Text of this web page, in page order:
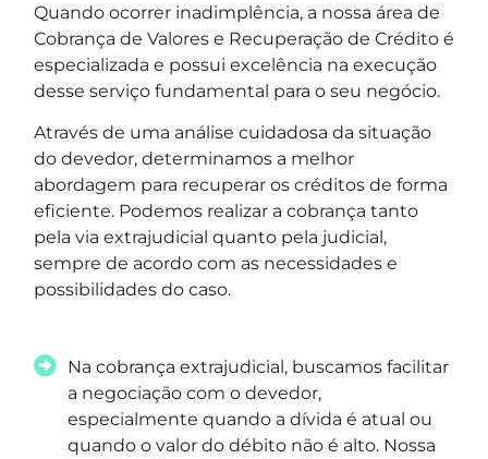
Quando ocorrer inadimplência, a nossa área de
Cobrança de Valores e Recuperação de Crédito é
especializada e possui excelência na execução
desse serviço fundamental para o seu negócio.
Através de uma análise cuidadosa da situação
do devedor, determinamos a melhor
abordagem para recuperar os créditos de forma
eficiente. Podemos realizar a cobrança tanto
pela via extrajudicial quanto pela judicial,
sempre de acordo com as necessidades e
possibilidades do caso.
Na cobrança extrajudicial, buscamos facilitar
a negociação com o devedor,
especialmente quando a dívida é atual ou
quando o valor do débito não é alto. Nossa